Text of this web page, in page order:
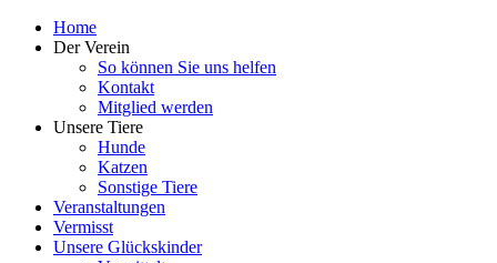
Home
Der Verein
So können Sie uns helfen
Kontakt
Mitglied werden
Unsere Tiere
Hunde
Katzen
Sonstige Tiere
Veranstaltungen
Vermisst
Unsere Glückskinder